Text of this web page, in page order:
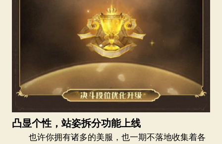
凸显个性，站姿拆分功能上线
也许你拥有诸多的美服，也一期不落地收集着各